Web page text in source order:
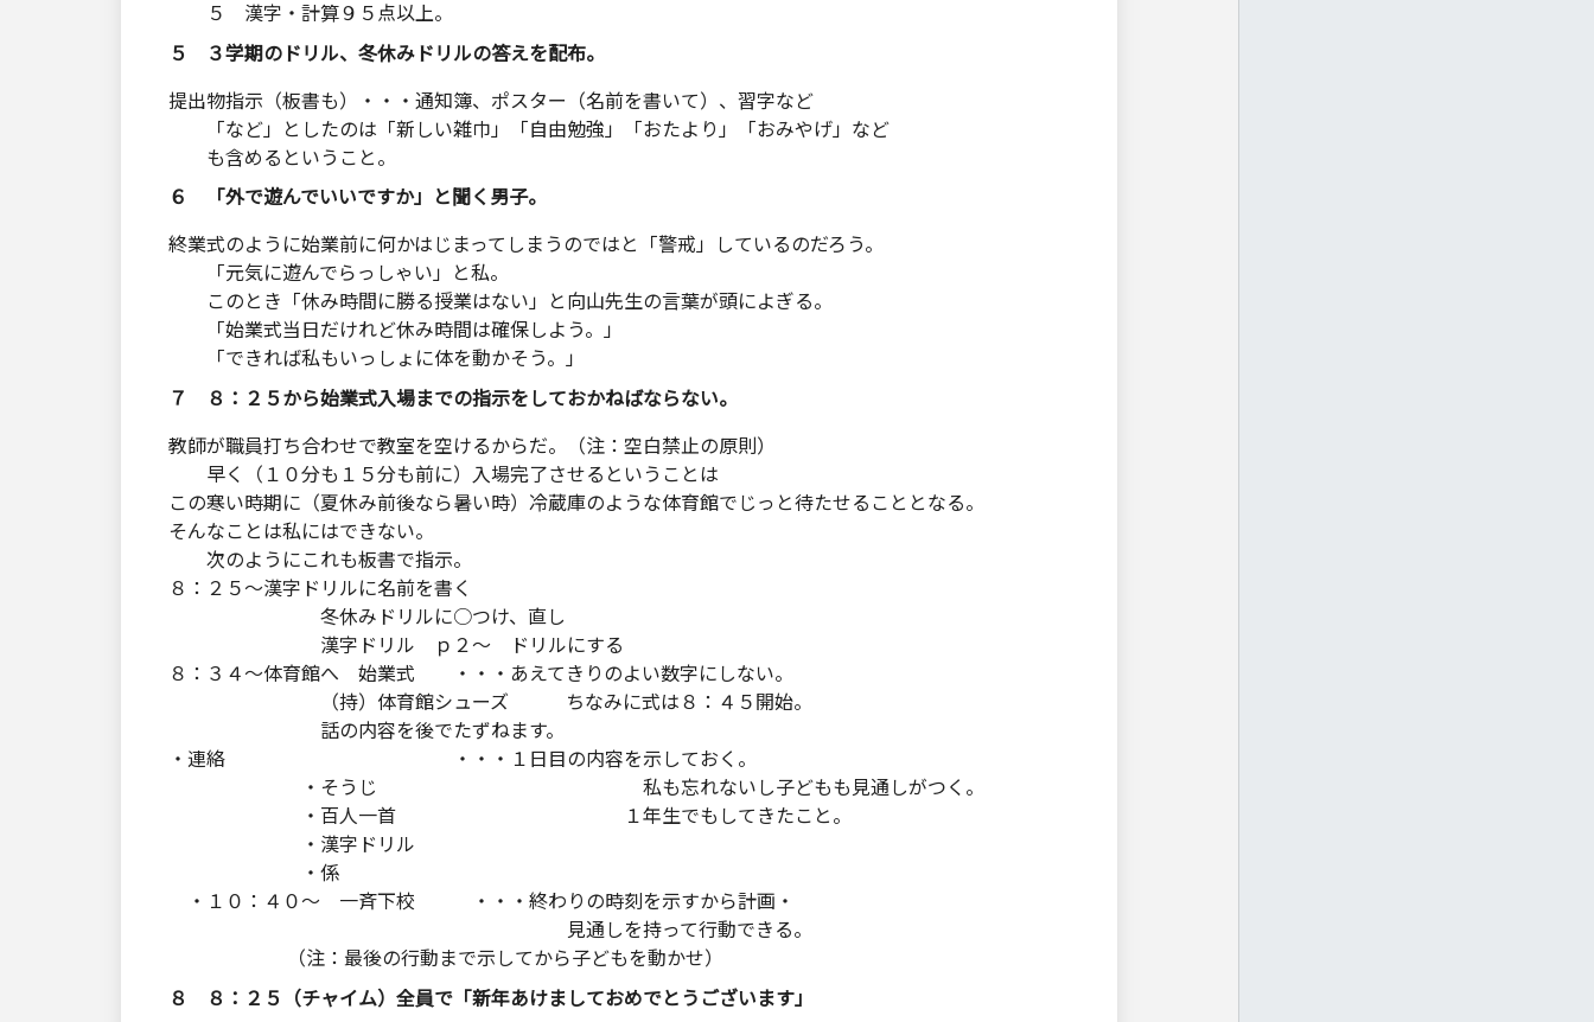
５ 漢字・計算９５点以上。
５ ３学期のドリル、冬休みドリルの答えを配布。
提出物指示（板書も）・・・通知簿、ポスター（名前を書いて）、習字など
「など」としたのは「新しい雑巾」「自由勉強」「おたより」「おみやげ」など
も含めるということ。
６ 「外で遊んでいいですか」と聞く男子。
終業式のように始業前に何かはじまってしまうのではと「警戒」しているのだろう。
「元気に遊んでらっしゃい」と私。
このとき「休み時間に勝る授業はない」と向山先生の言葉が頭によぎる。
「始業式当日だけれど休み時間は確保しよう。」
「できれば私もいっしょに体を動かそう。」
７ ８：２５から始業式入場までの指示をしておかねばならない。
教師が職員打ち合わせで教室を空けるからだ。（注：空白禁止の原則）
早く（１０分も１５分も前に）入場完了させるということは
この寒い時期に（夏休み前後なら暑い時）冷蔵庫のような体育館でじっと待たせることとなる。
そんなことは私にはできない。
次のようにこれも板書で指示。
８：２５～漢字ドリルに名前を書く
冬休みドリルに○つけ、直し
漢字ドリル ｐ２～ ドリルにする
８：３４～体育館へ 始業式 ・・・あえてきりのよい数字にしない。
（持）体育館シューズ ちなみに式は８：４５開始。
話の内容を後でたずねます。
・連絡 ・・・１日目の内容を示しておく。
・そうじ 私も忘れないし子どもも見通しがつく。
・百人一首 １年生でもしてきたこと。
・漢字ドリル
・係
・１０：４０～ 一斉下校 ・・・終わりの時刻を示すから計画・
見通しを持って行動できる。
（注：最後の行動まで示してから子どもを動かせ）
８ ８：２５（チャイム）全員で「新年あけましておめでとうございます」